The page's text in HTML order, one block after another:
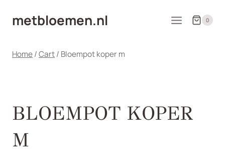
naarmetbloemen.nl 0
Home/Cart/ Bloempot koper m
BLOEMPOT KOPER
M